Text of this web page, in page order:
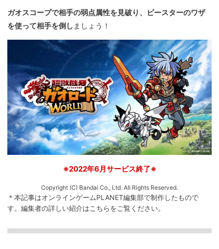
ガオスコープで相手の弱点属性を見破り、ビースターのワザ
を使って相手を倒し ましょう！
※2022年6月サービス終了※
Copyright (C) Bandai Co., Ltd. All Rights Reserved.
＊本記事はオンラインゲームPLANET編集部で制作したもので
す。 編集者の詳しい紹介はこちらをご覧ください。